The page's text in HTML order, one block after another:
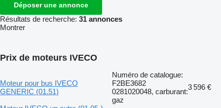
Déposer une annonce
Résultats de recherche: 31 annonces
Montrer
Prix de moteurs IVECO
Moteur pour bus IVECO
GENERIC (01.51)
Numéro de catalogue:
F2BE3682
0281020048, carburant:
gaz
3 596 €